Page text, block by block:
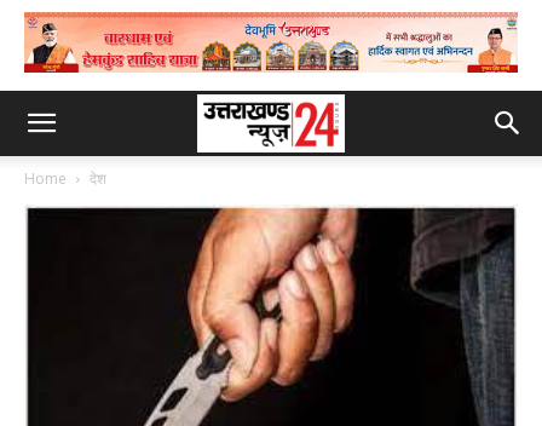
Home देश